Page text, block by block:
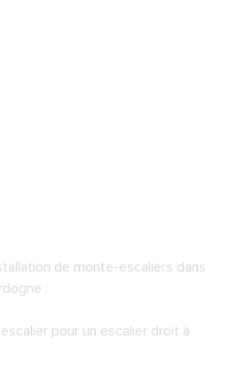
de monte-escaliers dans
:
pour un escalier droit à